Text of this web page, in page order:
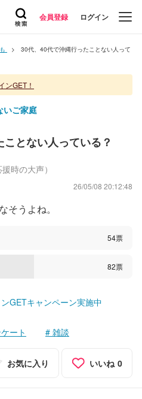
会員登録 ログイン
30代、40代で沖縄行ったことない人って
ンGET！
いご家庭
とない人っている？
時の大声）
26/05/08 20:12:48
そうよね。
54票
82票
GETキャンペーン実施中
ート 雑談
お気に入り いいね 0